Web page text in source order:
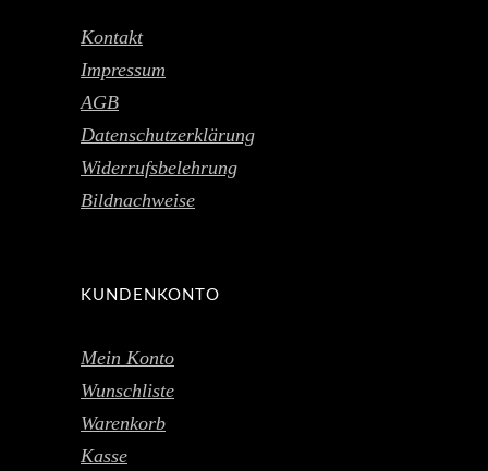
Kontakt
Impressum
AGB
Datenschutzerklärung
Widerrufsbelehrung
Bildnachweise
KUNDENKONTO
Mein Konto
Wunschliste
Warenkorb
Kasse